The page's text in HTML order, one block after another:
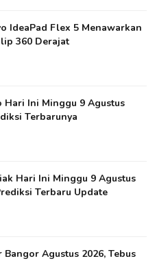
IdeaPad Flex 5 Menawarkan
360 Derajat
Hari Ini Minggu 9 Agustus
Terbarunya
Hari Ini Minggu 9 Agustus
Terbaru Update
Bangor Agustus 2026, Tebus